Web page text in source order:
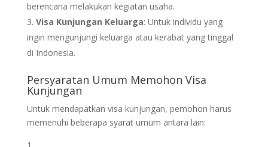
berencana melakukan kegiatan usaha.
Visa Kunjungan Keluarga: Untuk individu yang
ingin mengunjungi keluarga atau kerabat yang tinggal
di Indonesia.
Persyaratan Umum Memohon Visa
Kunjungan
Untuk mendapatkan visa kunjungan, pemohon harus
memenuhi beberapa syarat umum antara lain: